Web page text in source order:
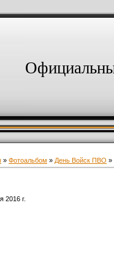
» Фотоальбом » День Войск ПВО »
2016 г.